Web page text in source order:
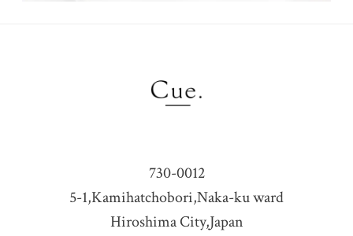
730-0012
5-1,Kamihatchobori,Naka-ku ward
Hiroshima City,Japan